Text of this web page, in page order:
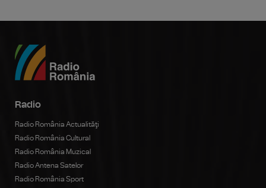
Radio
Radio România Actualităţi
Radio România Cultural
Radio România Muzical
Radio Antena Satelor
Radio România Sport